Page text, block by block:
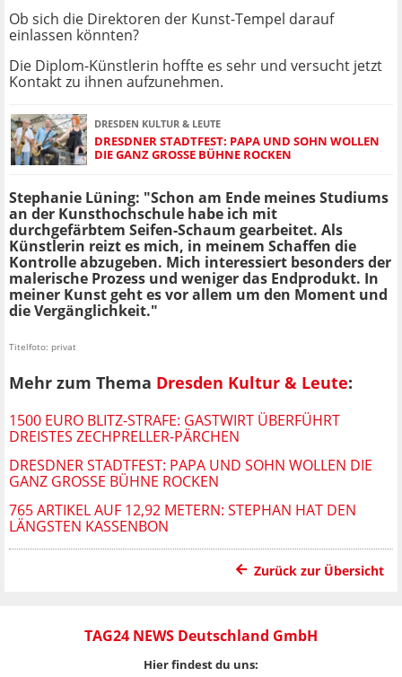
Ob sich die Direktoren der Kunst-Tempel darauf
einlassen könnten?
Die Diplom-Künstlerin hoffte es sehr und versucht jetzt
Kontakt zu ihnen aufzunehmen.
DRESDEN KULTUR & LEUTE
DRESDNER STADTFEST: PAPA UND SOHN WOLLEN
DIE GANZ GROSSE BÜHNE ROCKEN
Stephanie Lüning: "Schon am Ende meines Studiums
an der Kunsthochschule habe ich mit
durchgefärbtem Seifen-Schaum gearbeitet. Als
Künstlerin reizt es mich, in meinem Schaffen die
Kontrolle abzugeben. Mich interessiert besonders der
malerische Prozess und weniger das Endprodukt. In
meiner Kunst geht es vor allem um den Moment und
die Vergänglichkeit."
Titelfoto: privat
Mehr zum Thema Dresden Kultur & Leute:
1500 EURO BLITZ-STRAFE: GASTWIRT ÜBERFÜHRT
DREISTES ZECHPRELLER-PÄRCHEN
DRESDNER STADTFEST: PAPA UND SOHN WOLLEN DIE
GANZ GROSSE BÜHNE ROCKEN
765 ARTIKEL AUF 12,92 METERN: STEPHAN HAT DEN
LÄNGSTEN KASSENBON
Zurück zur Übersicht
TAG24 NEWS Deutschland GmbH
Hier findest du uns: